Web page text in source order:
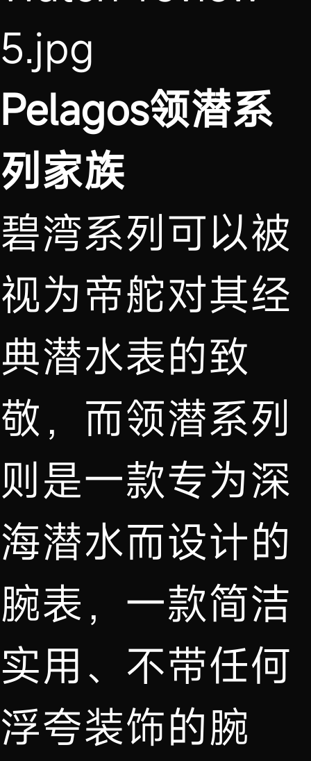
Pelagos领潜系
列家族
碧湾系列可以被
视为帝舵对其经
典潜水表的致
敬，而领潜系列
则是一款专为深
海潜水而设计的
腕表，一款简洁
实用、不带任何
浮夸装饰的腕